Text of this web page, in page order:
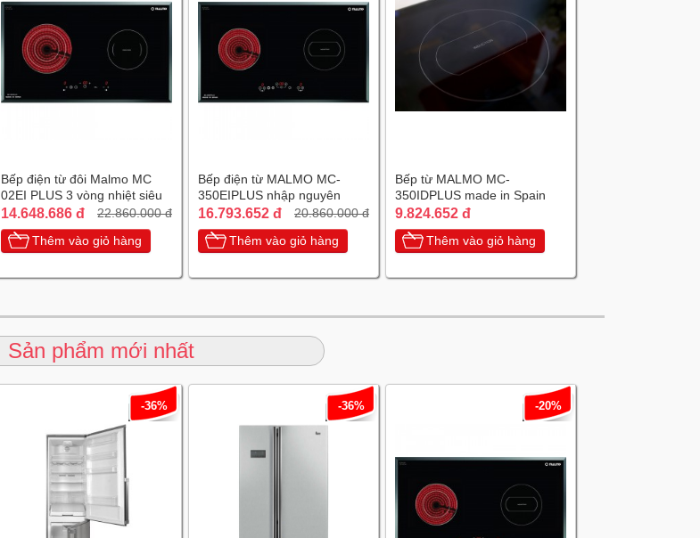
Bếp điện từ đôi Malmo MC
02EI PLUS 3 vòng nhiệt siêu
tiết kiệm điện
14.648.686 đ 22.860.000 đ
Thêm vào giỏ hàng
Bếp điện từ MALMO MC-
350EIPLUS nhập nguyên
chiếc Tây Ban Nha
16.793.652 đ 20.860.000 đ
Thêm vào giỏ hàng
Bếp từ MALMO MC-
350IDPLUS made in Spain
9.824.652 đ
Thêm vào giỏ hàng
Sản phẩm mới nhất
-36% -36% -20%